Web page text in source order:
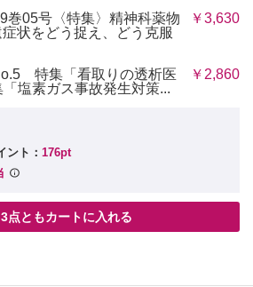
巻05号〈特集〉精神科薬物
状をどう捉え、どう克服
￥3,630
特集「看取りの透析医
塩素ガス事故発生対策...
￥2,860
ント： 176pt
3点ともカートに入れる